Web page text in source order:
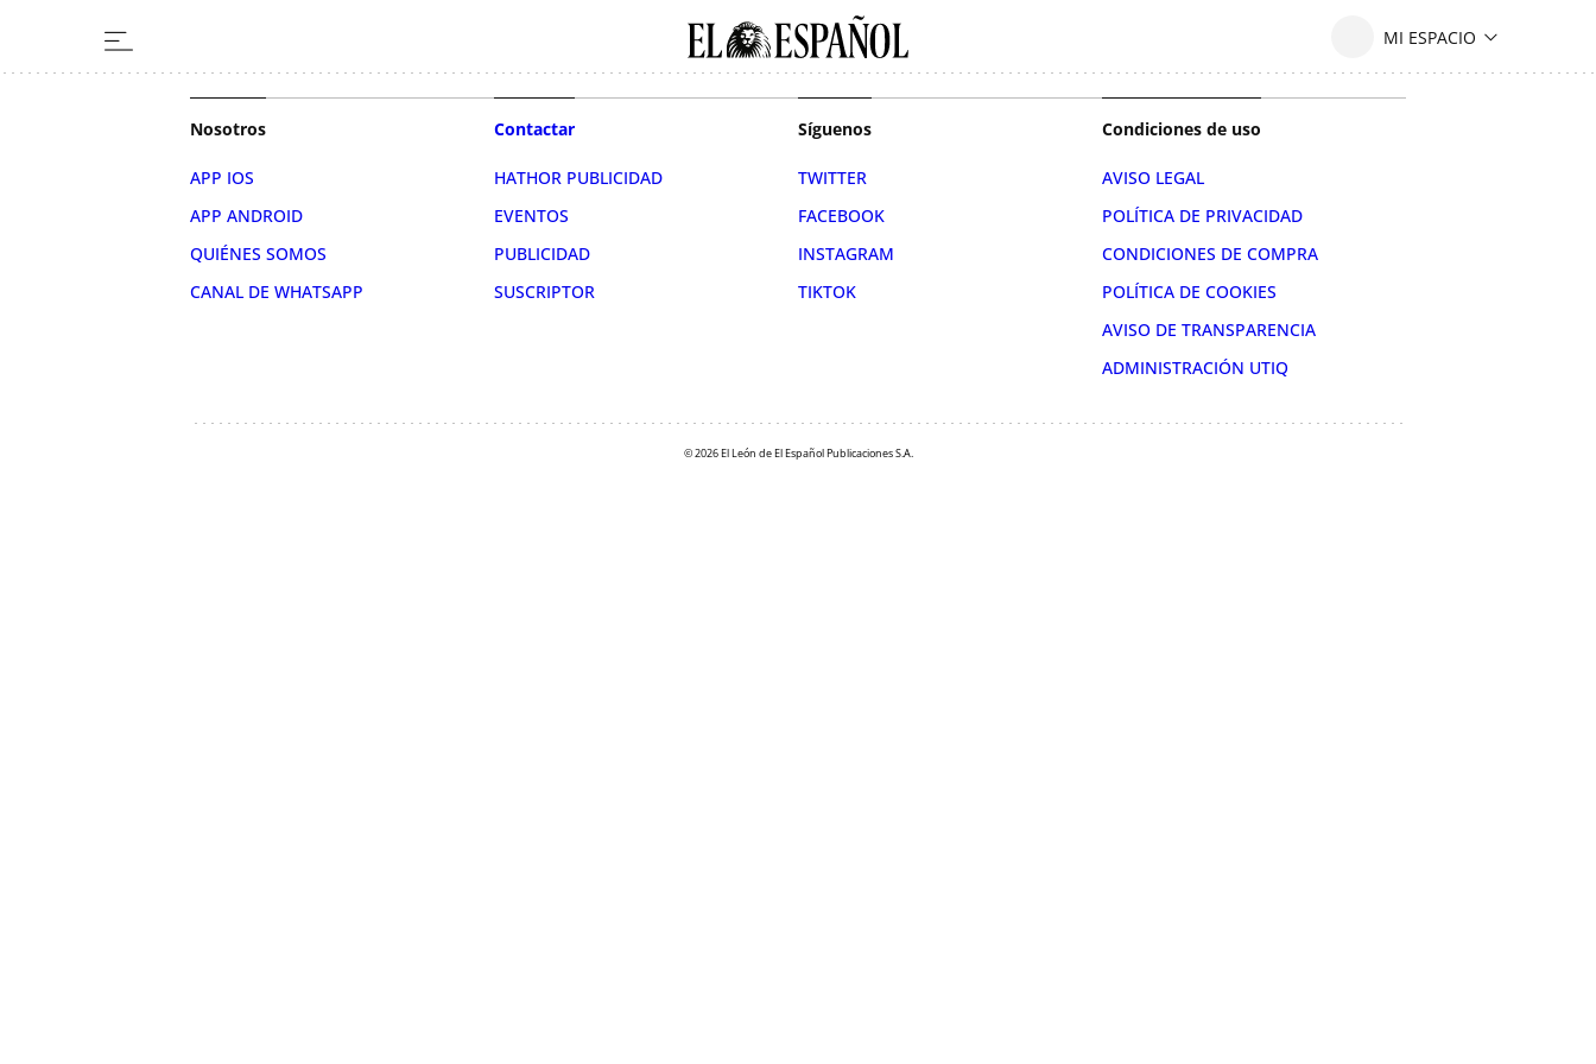
Nosotros
APP IOS
APP ANDROID
QUIÉNES SOMOS
CANAL DE WHATSAPP
Contactar
HATHOR PUBLICIDAD
EVENTOS
PUBLICIDAD
SUSCRIPTOR
Síguenos
TWITTER
FACEBOOK
INSTAGRAM
TIKTOK
Condiciones de uso
AVISO LEGAL
POLÍTICA DE PRIVACIDAD
CONDICIONES DE COMPRA
POLÍTICA DE COOKIES
AVISO DE TRANSPARENCIA
ADMINISTRACIÓN UTIQ
© 2026 El León de El Español Publicaciones S.A.